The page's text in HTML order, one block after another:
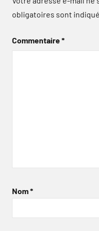
obligatoires sont
Commentaire*
Nom*